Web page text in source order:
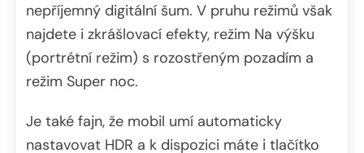
nepříjemný digitální šum. V pruhu režimů však
najdete i zkrášlovací efekty, režim Na výšku
(portrétní režim) s rozostřeným pozadím a
režim Super noc.
Je také fajn, že mobil umí automaticky
nastavovat HDR a k dispozici máte i tlačítko